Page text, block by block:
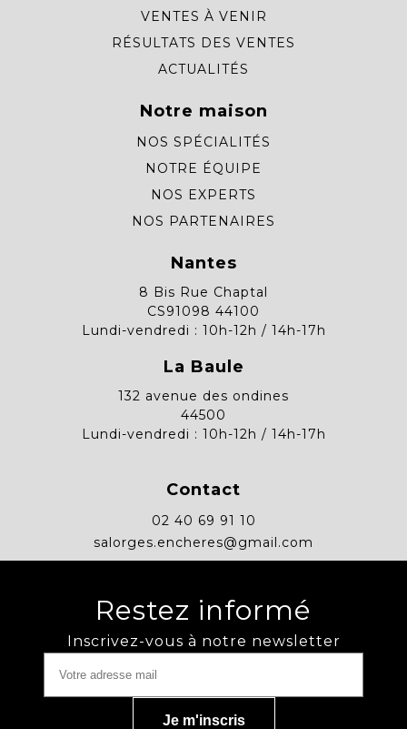
VENTES À VENIR
RÉSULTATS DES VENTES
ACTUALITÉS
Notre maison
NOS SPÉCIALITÉS
NOTRE ÉQUIPE
NOS EXPERTS
NOS PARTENAIRES
Nantes
8 Bis Rue Chaptal
CS91098 44100
Lundi-vendredi : 10h-12h / 14h-17h
La Baule
132 avenue des ondines
44500
Lundi-vendredi : 10h-12h / 14h-17h
Contact
02 40 69 91 10
salorges.encheres@gmail.com
Restez informé
Inscrivez-vous à notre newsletter